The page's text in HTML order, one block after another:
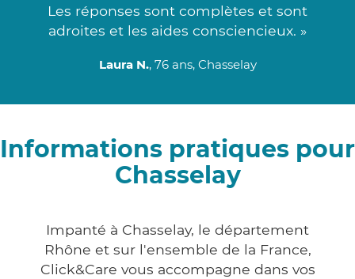
Les réponses sont complètes et sont
adroites et les aides consciencieux. »
Laura N., 76 ans, Chasselay
Informations pratiques pour
Chasselay
Impanté à Chasselay, le département
Rhône et sur l'ensemble de la France,
Click&Care vous accompagne dans vos